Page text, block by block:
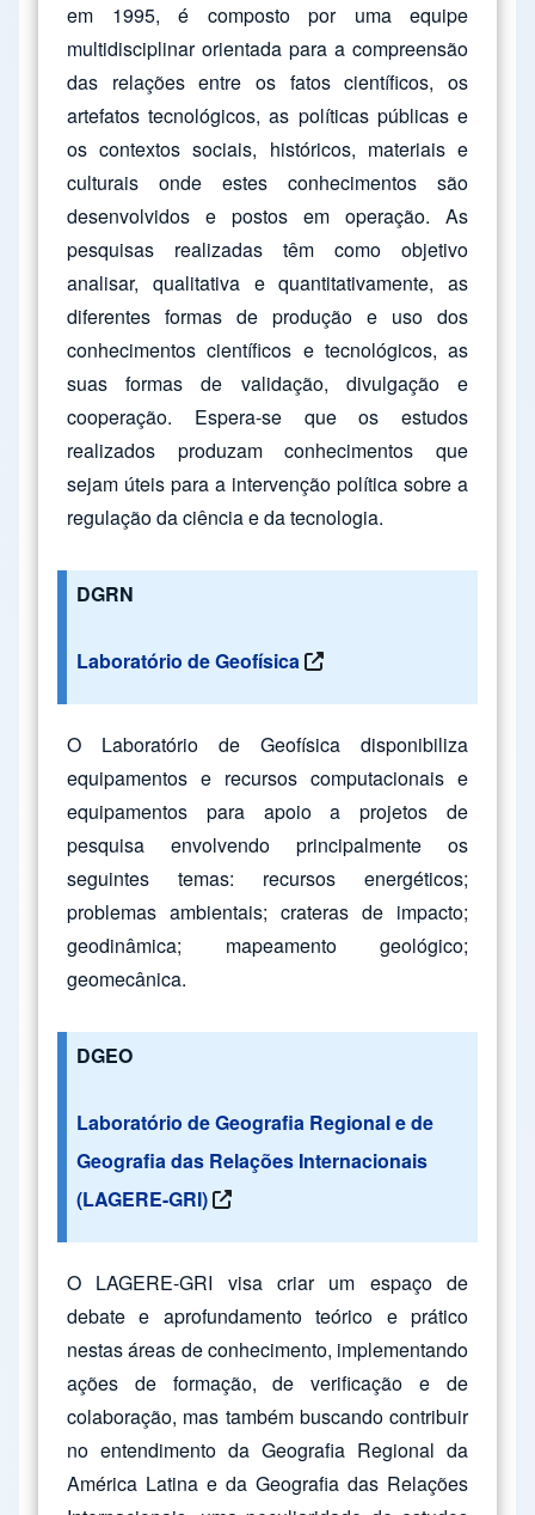
em 1995, é composto por uma equipe
multidisciplinar orientada para a compreensão
das relações entre os fatos científicos, os
artefatos tecnológicos, as políticas públicas e
os contextos sociais, históricos, materiais e
culturais onde estes conhecimentos são
desenvolvidos e postos em operação. As
pesquisas realizadas têm como objetivo
analisar, qualitativa e quantitativamente, as
diferentes formas de produção e uso dos
conhecimentos científicos e tecnológicos, as
suas formas de validação, divulgação e
cooperação. Espera-se que os estudos
realizados produzam conhecimentos que
sejam úteis para a intervenção política sobre a
regulação da ciência e da tecnologia.
DGRN
Laboratório de Geofísica
O Laboratório de Geofísica disponibiliza
equipamentos e recursos computacionais e
equipamentos para apoio a projetos de
pesquisa envolvendo principalmente os
seguintes temas: recursos energéticos;
problemas ambientais; crateras de impacto;
geodinâmica; mapeamento geológico;
geomecânica.
DGEO
Laboratório de Geografia Regional e de
Geografia das Relações Internacionais
(LAGERE-GRI)
O LAGERE-GRI visa criar um espaço de
debate e aprofundamento teórico e prático
nestas áreas de conhecimento, implementando
ações de formação, de verificação e de
colaboração, mas também buscando contribuir
no entendimento da Geografia Regional da
América Latina e da Geografia das Relações